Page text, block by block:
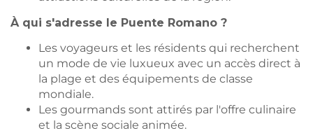
À qui s'adresse le Puente Romano ?
Les voyageurs et les résidents qui recherchent
un mode de vie luxueux avec un accès direct à
la plage et des équipements de classe
mondiale.
Les gourmands sont attirés par l'offre culinaire
et la scène sociale animée.